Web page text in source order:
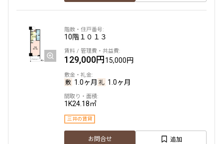
10階１０１３
129,000円15,000円
1.0ヶ月 1.0ヶ月
1K24.18㎡
三井の賃貸
お問合せ 追加